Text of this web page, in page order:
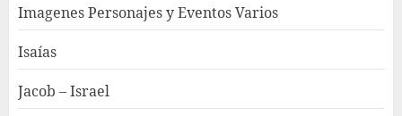
Imagenes Personajes y Eventos Varios
Isaías
Jacob – Israel